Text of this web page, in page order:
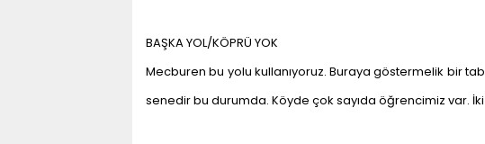
BAŞKA YOL/KÖPRÜ YOK
Mecburen bu yolu kullanıyoruz. Buraya göstermelik bir
senedir bu durumda. Köyde çok sayıda öğrencimiz var.